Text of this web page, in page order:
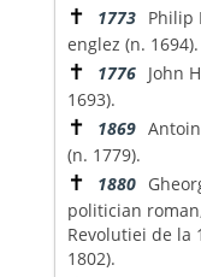
✝ 1773 Philip
englez (n. 1694).
✝ 1776 John
1693).
✝ 1869
(n. 1779).
✝ 1880
politician
Revolutiei de la
1802).